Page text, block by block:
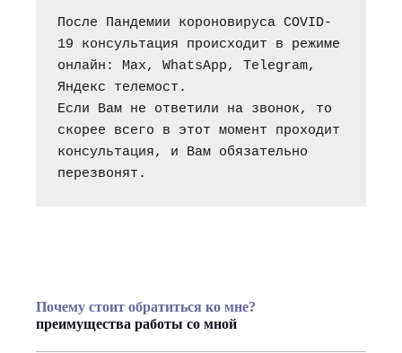
После Пандемии короновируса COVID-
19 консультация происходит в режиме
онлайн: Max, WhatsApp, Telegram,
Яндекс телемост.
Если Вам не ответили на звонок, то
скорее всего в этот момент проходит
консультация, и Вам обязательно
перезвонят.
Почему стоит обратиться ко мне?
преимущества работы со мной